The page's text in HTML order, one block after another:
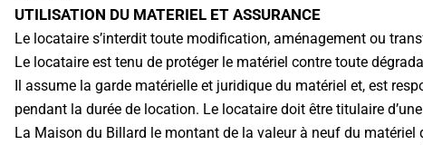
UTILISATION DU MATERIEL ET ASSURANCE
Le locataire s’interdit toute modification, aménagement ou
Le locataire est tenu de protéger le matériel contre toute
Il assume la garde matérielle et juridique du matériel et, est
pendant la durée de location. Le locataire doit être titulaire
La Maison du Billard le montant de la valeur à neuf du matériel